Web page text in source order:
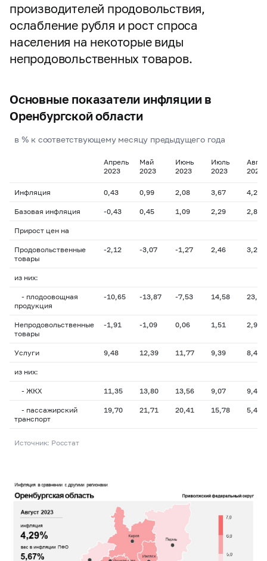
производителей продовольствия,
ослабление рубля и рост спроса
населения на некоторые виды
непродовольственных товаров.
Основные показатели инфляции в
Оренбургской области
в % к соответствующему месяцу предыдущего года
Апрель
2023
Май
2023
Июнь
2023
Июль
2023
2023
Инфляция 0,43 0,99 2,08 3,67 4,29
Базовая инфляция -0,43 0,45 1,09 2,29 2,84
Прирост цен на
Продовольственные
товары
-2,12 -3,07 -1,27 2,46 3,22
из них:
- плодоовощная
продукция
-10,65 -13,87 -7,53 14,58 23,84
Непродовольственные
товары
-1,91 -1,09 0,06 1,51 2,94
Услуги 9,48 12,39 11,77 9,39 8,41
из них:
- ЖКХ 11,35 13,80 13,56 9,07 9,42
- пассажирский
транспорт
19,70 21,71 20,41 15,78 5,46
Источник: Росстат